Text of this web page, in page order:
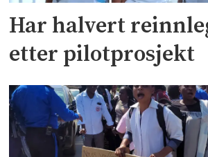
Har halvert
etter pilotprosjekt